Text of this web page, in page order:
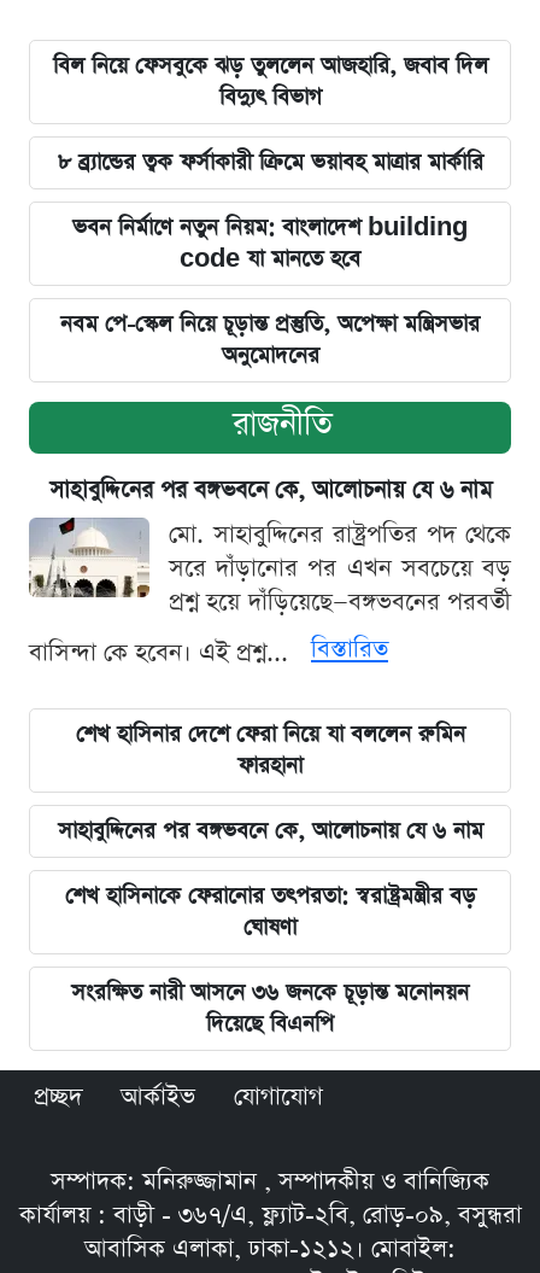
বিল নিয়ে ফেসবুকে ঝড় তুললেন আজহারি, জবাব দিল
বিদ্যুৎ বিভাগ
৮ ব্র্যান্ডের ত্বক ফর্সাকারী ক্রিমে ভয়াবহ মাত্রার মার্কারি
ভবন নির্মাণে নতুন নিয়ম: বাংলাদেশ building
code যা মানতে হবে
নবম পে-স্কেল নিয়ে চূড়ান্ত প্রস্তুতি, অপেক্ষা মন্ত্রিসভার
অনুমোদনের
রাজনীতি
সাহাবুদ্দিনের পর বঙ্গভবনে কে, আলোচনায় যে ৬ নাম
মো. সাহাবুদ্দিনের রাষ্ট্রপতির পদ থেকে
সরে দাঁড়ানোর পর এখন সবচেয়ে বড়
প্রশ্ন হয়ে দাঁড়িয়েছে—বঙ্গভবনের পরবর্তী
বাসিন্দা কে হবেন। এই প্রশ্ন...
বিস্তারিত
শেখ হাসিনার দেশে ফেরা নিয়ে যা বললেন রুমিন
ফারহানা
সাহাবুদ্দিনের পর বঙ্গভবনে কে, আলোচনায় যে ৬ নাম
শেখ হাসিনাকে ফেরানোর তৎপরতা: স্বরাষ্ট্রমন্ত্রীর বড়
ঘোষণা
সংরক্ষিত নারী আসনে ৩৬ জনকে চূড়ান্ত মনোনয়ন
দিয়েছে বিএনপি
প্রচ্ছদ আর্কাইভ যোগাযোগ
সম্পাদক: মনিরুজ্জামান , সম্পাদকীয় ও বানিজ্যিক
কার্যালয় : বাড়ী - ৩৬৭/এ, ফ্ল্যাট-২বি, রোড়-০৯, বসুন্ধরা
আবাসিক এলাকা, ঢাকা-১২১২। মোবাইল: